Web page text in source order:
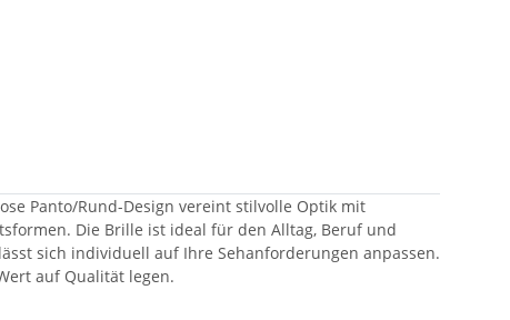
Panto/Rund-Design vereint stilvolle Optik mit
Die Brille ist ideal für den Alltag, Beruf und
sich individuell auf Ihre Sehanforderungen anpassen.
auf Qualität legen.